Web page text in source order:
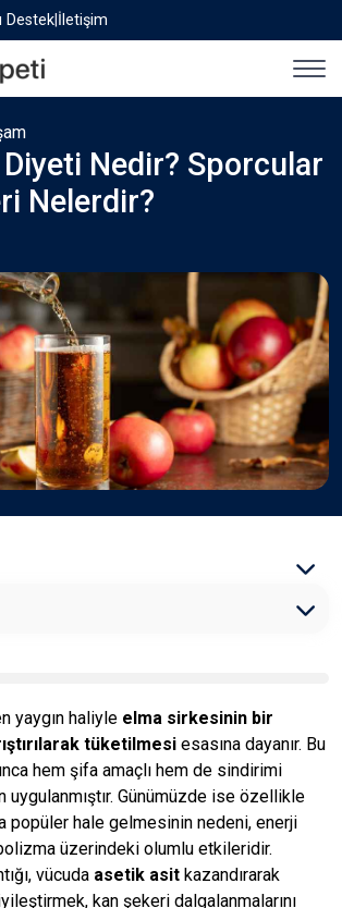
Destek İletişim
Nedir? Sporcular
Nelerdir?
yaygın haliyle elma sirkesinin bir
tüketilmesi esasına dayanır. Bu
hem şifa amaçlı hem de sindirimi
uygulanmıştır. Günümüzde ise özellikle
popüler hale gelmesinin nedeni, enerji
üzerindeki olumlu etkileridir.
vücuda asetik asit kazandırarak
kan şekeri dalgalanmalarını